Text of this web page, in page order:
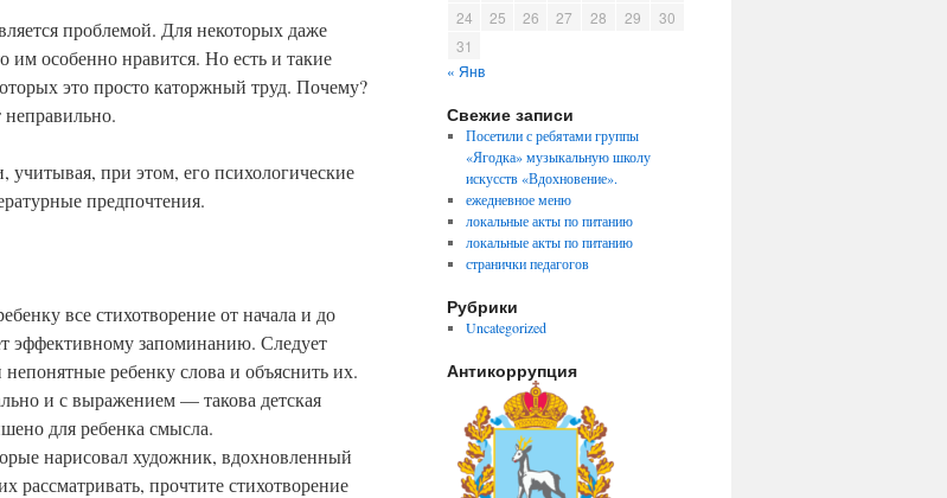
проблемой. Для некоторых даже
особенно нравится. Но есть и такие
это просто каторжный труд. Почему?
при этом, его психологические
предпочтения.
все стихотворение от начала и до
эффективному запоминанию. Следует
ребенку слова и объяснить их.
и с выражением — такова детская
для ребенка смысла.
нарисовал художник, вдохновленный
рассматривать, прочтите стихотворение
24
25 26 27 28 29
30
31
« Янв
Свежие записи
Посетили с ребятами группы
«Ягодка» музыкальную школу
искусств «Вдохновение».
ежедневное меню
локальные акты по питанию
локальные акты по питанию
странички педагогов
Рубрики
Uncategorized
Антикоррупция